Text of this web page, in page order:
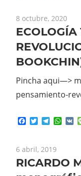
8 octubre, 2020
Pincha aqui—>
pensamiento-
Facebook
Twitter
6 abril, 2019
RICARDO